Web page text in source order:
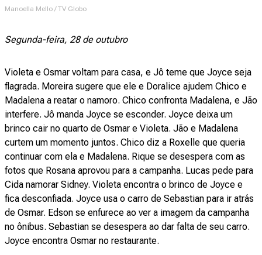
Manoella Mello / TV Globo
Segunda-feira, 28 de outubro
Violeta e Osmar voltam para casa, e Jô teme que Joyce seja
flagrada. Moreira sugere que ele e Doralice ajudem Chico e
Madalena a reatar o namoro. Chico confronta Madalena, e Jão
interfere. Jô manda Joyce se esconder. Joyce deixa um
brinco cair no quarto de Osmar e Violeta. Jão e Madalena
curtem um momento juntos. Chico diz a Roxelle que queria
continuar com ela e Madalena. Rique se desespera com as
fotos que Rosana aprovou para a campanha. Lucas pede para
Cida namorar Sidney. Violeta encontra o brinco de Joyce e
fica desconfiada. Joyce usa o carro de Sebastian para ir atrás
de Osmar. Edson se enfurece ao ver a imagem da campanha
no ônibus. Sebastian se desespera ao dar falta de seu carro.
Joyce encontra Osmar no restaurante.